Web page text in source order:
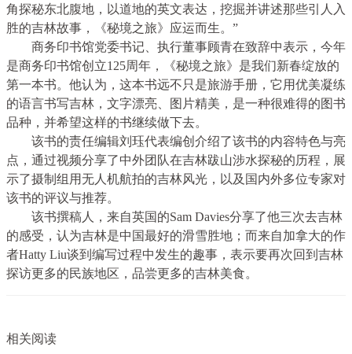
角探秘东北腹地，以道地的英文表达，挖掘并讲述那些引人入
胜的吉林故事，《秘境之旅》应运而生。”
商务印书馆党委书记、执行董事顾青在致辞中表示，今年
是商务印书馆创立125周年，《秘境之旅》是我们新春绽放的
第一本书。他认为，这本书远不只是旅游手册，它用优美凝练
的语言书写吉林，文字漂亮、图片精美，是一种很难得的图书
品种，并希望这样的书继续做下去。
该书的责任编辑刘珏代表编创介绍了该书的内容特色与亮
点，通过视频分享了中外团队在吉林跋山涉水探秘的历程，展
示了摄制组用无人机航拍的吉林风光，以及国内外多位专家对
该书的评议与推荐。
该书撰稿人，来自英国的Sam Davies分享了他三次去吉林
的感受，认为吉林是中国最好的滑雪胜地；而来自加拿大的作
者Hatty Liu谈到编写过程中发生的趣事，表示要再次回到吉林
探访更多的民族地区，品尝更多的吉林美食。
相关阅读